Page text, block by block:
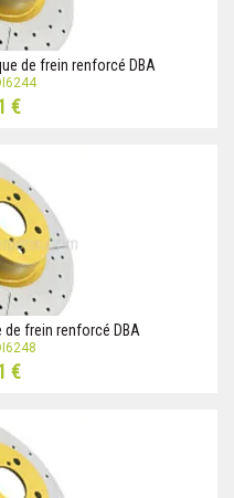
de frein renforcé DBA
€
de frein renforcé DBA
€